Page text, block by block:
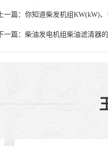
上一篇： 你知道柴发机组KW(kW)
下一篇： 柴油发电机组柴油滤清器